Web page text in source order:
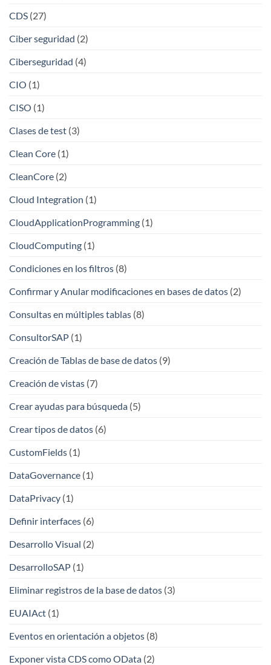
CDS (27)
Ciber seguridad (2)
Ciberseguridad (4)
CIO (1)
CISO (1)
Clases de test (3)
Clean Core (1)
CleanCore (2)
Cloud Integration (1)
CloudApplicationProgramming (1)
CloudComputing (1)
Condiciones en los filtros (8)
Confirmar y Anular modificaciones en bases de datos (2)
Consultas en múltiples tablas (8)
ConsultorSAP (1)
Creación de Tablas de base de datos (9)
Creación de vistas (7)
Crear ayudas para búsqueda (5)
Crear tipos de datos (6)
CustomFields (1)
DataGovernance (1)
DataPrivacy (1)
Definir interfaces (6)
Desarrollo Visual (2)
DesarrolloSAP (1)
Eliminar registros de la base de datos (3)
EUAIAct (1)
Eventos en orientación a objetos (8)
Exponer vista CDS como OData (2)